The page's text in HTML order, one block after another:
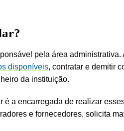
pela área
disponíveis, contratar e demitir
da instituição.
é a encarregada de realizar
e fornecedores, solicita